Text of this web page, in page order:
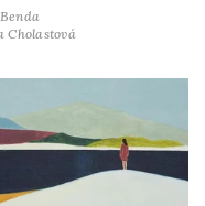
Cholastová